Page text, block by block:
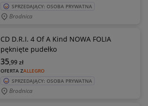
SPRZEDAJĄCY: OSOBA PRYWATNA
Brodnica
CD D.R.I. 4 Of A Kind NOWA FOLIA
pęknięte pudełko
OFERTA ZALLEGRO
35,99zł
SPRZEDAJĄCY: OSOBA PRYWATNA
Brodnica